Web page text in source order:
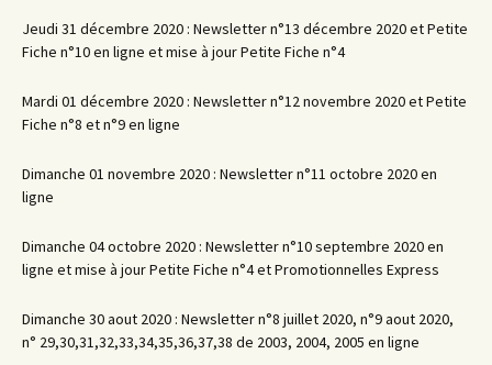
Jeudi 31 décembre 2020 : Newsletter n°13 décembre 2020 et Petite
Fiche n°10 en ligne et mise à jour Petite Fiche n°4
Mardi 01 décembre 2020 : Newsletter n°12 novembre 2020 et Petite
Fiche n°8 et n°9 en ligne
Dimanche 01 novembre 2020 : Newsletter n°11 octobre 2020 en
ligne
Dimanche 04 octobre 2020 : Newsletter n°10 septembre 2020 en
ligne et mise à jour Petite Fiche n°4 et Promotionnelles Express
Dimanche 30 aout 2020 : Newsletter n°8 juillet 2020, n°9 aout 2020,
n° 29,30,31,32,33,34,35,36,37,38 de 2003, 2004, 2005 en ligne